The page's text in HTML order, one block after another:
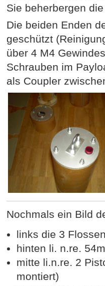
Sie beherbergen
Die beiden Enden
geschützt
über 4 M4
Schrauben im
als Coupler
Nochmals ein Bild
links die 3
hinten li. n.re.
mitte li.n.re. 2
montiert)